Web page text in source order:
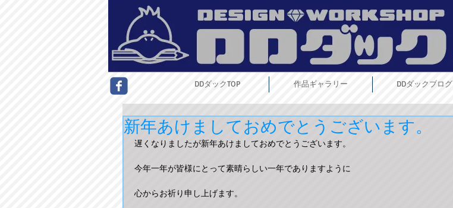
新年あけましておめでとうございます。
遅くなりましたが新年あけましておめでとうございます。
今年一年が皆様にとって素晴らしい一年でありますように
心からお祈り申し上げます。
DDダックTOP 作品ギャラリー DDダックブログ